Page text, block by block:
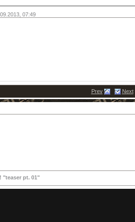
07:49
Prev Next
"teaser pt. 01"